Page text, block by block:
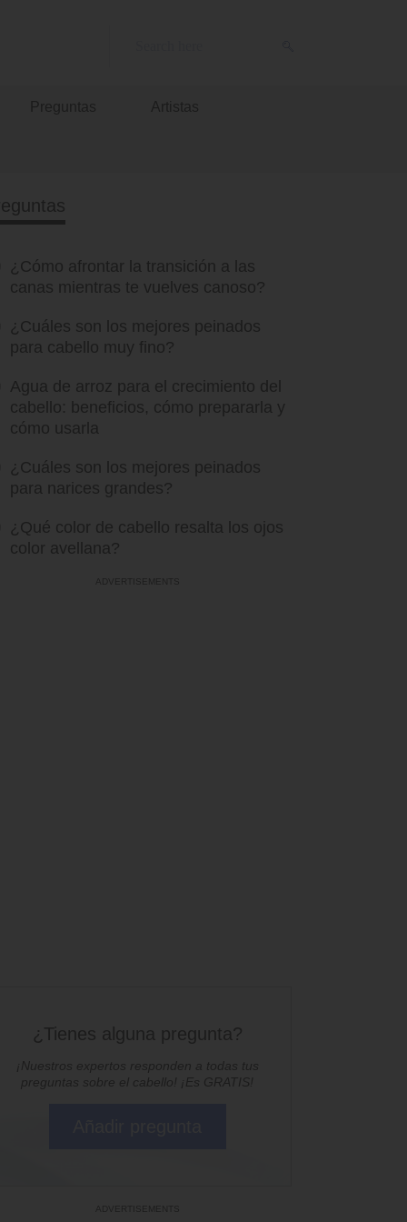
¿Cómo afrontar la transición a las
canas mientras te vuelves canoso?
¿Cuáles son los mejores peinados
para cabello muy fino?
Agua de arroz para el crecimiento del
cabello: beneficios, cómo prepararla y
cómo usarla
¿Cuáles son los mejores peinados
para narices grandes?
¿Qué color de cabello resalta los ojos
color avellana?
¿Tienes alguna pregunta?
¡Nuestros expertos responden a todas tus
preguntas sobre el cabello! ¡Es GRATIS!